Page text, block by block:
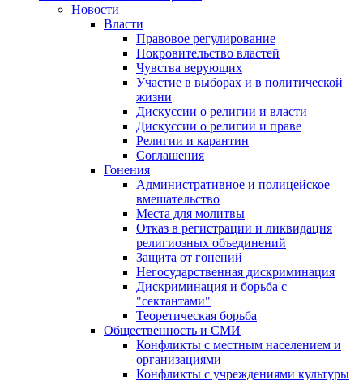
Новости
Власти
Правовое регулирование
Покровительство властей
Чувства верующих
Участие в выборах и в политической
жизни
Дискуссии о религии и власти
Дискуссии о религии и праве
Религии и карантин
Соглашения
Гонения
Административное и полицейское
вмешательство
Места для молитвы
Отказ в регистрации и ликвидация
религиозных объединений
Защита от гонений
Негосударственная дискриминация
Дискриминация и борьба с
"сектантами"
Теоретическая борьба
Общественность и СМИ
Конфликты с местным населением и
организациями
Конфликты с учреждениями культуры